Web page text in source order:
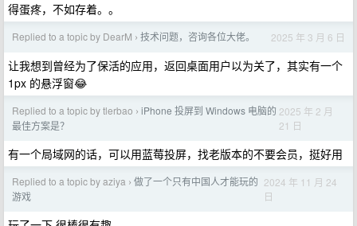
得蛋疼，不如存着。。
Replied to a topic by DearM › 技术问题，咨询各位大佬。 2025 年 3 月 6 日
让我想到曾经为了保活的应用，返回桌面用户以为关了，其实有一个
1px 的悬浮窗😂
Replied to a topic by tlerbao › iPhone 投屏到 Windows 电脑的
最佳方案是？
2025 年 2 月
21 日
有一个局域网的话，可以用蓝莓投屏，找老版本的不要会员，挺好用
Replied to a topic by aziya › 做了一个只有中国人才能玩的
游戏
2024 年 11 月 24
日